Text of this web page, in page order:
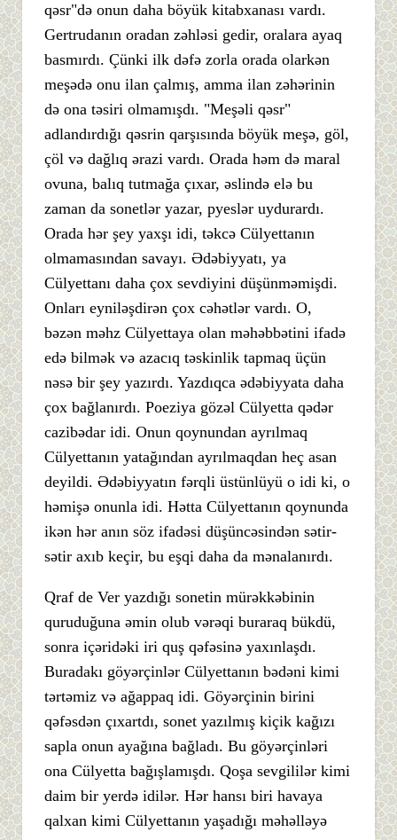
qəsr"də onun daha böyük kitabxanası vardı.
Gertrudanın oradan zəhləsi gedir, oralara ayaq
basmırdı. Çünki ilk dəfə zorla orada olarkən
meşədə onu ilan çalmış, amma ilan zəhərinin
də ona təsiri olmamışdı. "Meşəli qəsr"
adlandırdığı qəsrin qarşısında böyük meşə, göl,
çöl və dağlıq ərazi vardı. Orada həm də maral
ovuna, balıq tutmağa çıxar, əslində elə bu
zaman da sonetlər yazar, pyeslər uydurardı.
Orada hər şey yaxşı idi, təkcə Cülyettanın
olmamasından savayı. Ədəbiyyatı, ya
Cülyettanı daha çox sevdiyini düşünməmişdi.
Onları eyniləşdirən çox cəhətlər vardı. O,
bəzən məhz Cülyettaya olan məhəbbətini ifadə
edə bilmək və azacıq təskinlik tapmaq üçün
nəsə bir şey yazırdı. Yazdıqca ədəbiyyata daha
çox bağlanırdı. Poeziya gözəl Cülyetta qədər
cazibədar idi. Onun qoynundan ayrılmaq
Cülyettanın yatağından ayrılmaqdan heç asan
deyildi. Ədəbiyyatın fərqli üstünlüyü o idi ki, o
həmişə onunla idi. Hətta Cülyettanın qoynunda
ikən hər anın söz ifadəsi düşüncəsindən sətir-
sətir axıb keçir, bu eşqi daha da mənalanırdı.
Qraf de Ver yazdığı sonetin mürəkkəbinin
quruduğuna əmin olub vərəqi buraraq bükdü,
sonra içəridəki iri quş qəfəsinə yaxınlaşdı.
Buradakı göyərçinlər Cülyettanın bədəni kimi
tərtəmiz və ağappaq idi. Göyərçinin birini
qəfəsdən çıxartdı, sonet yazılmış kiçik kağızı
sapla onun ayağına bağladı. Bu göyərçinləri
ona Cülyetta bağışlamışdı. Qoşa sevgililər kimi
daim bir yerdə idilər. Hər hansı biri havaya
qalxan kimi Cülyettanın yaşadığı məhəlləyə